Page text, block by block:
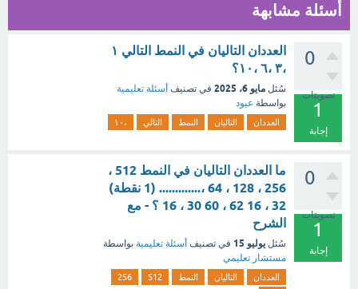
أسئلة مشابهة
0
تصويتات
1
إجابة
العددان التاليان في النمط التالي ١
،٣ ،٦ ،١٠؟
سُئل مايو 6، 2025 في تصنيف أسئلة تعليمية
بواسطة عبود
العددان التاليان النمط التالي ،١٠
0
تصويتات
1
إجابة
ما العددان التاليان في النمط 512 ،
256 ، 128 ، 64 ،............. (1 نقطة)
32 ، 16 62 ، 60 30 ، 16 ؟ - مع
الشرح
سُئل يوليو 15 في تصنيف أسئلة تعليمية بواسطة
مستشار تعليمي
العددان التاليان النمط 512
256